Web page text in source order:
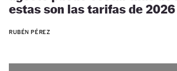
estas son las tarifas de 2026
RUBÉN PÉREZ